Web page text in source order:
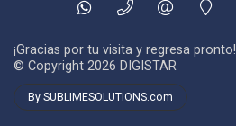
¡Gracias por tu visita y regresa pronto!
© Copyright 2026 DIGISTAR
By SUBLIMESOLUTIONS.com